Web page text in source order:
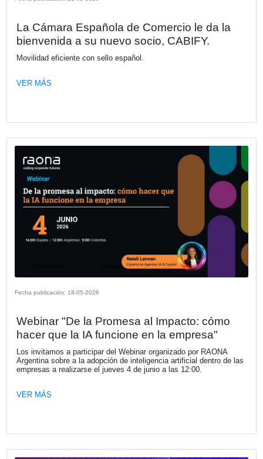
transformación digital no alcanzan los resultados
incluso cuando la tecnología elegida es la correcta.